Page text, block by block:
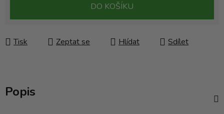
DO KOŠÍKU
Tisk Zeptat se Hlídat Sdílet
Popis